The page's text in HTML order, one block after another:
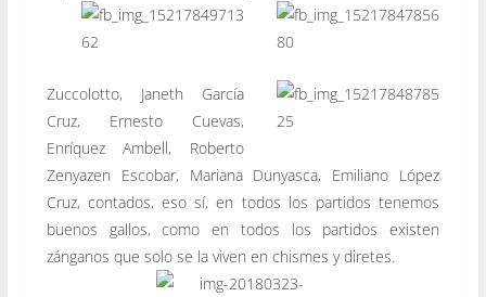
Zuccolotto, Janeth García
Cruz, Ernesto Cuevas,
Enríquez Ambell, Roberto
Zenyazen Escobar, Mariana Dunyasca, Emiliano López
Cruz, contados, eso sí, en todos los partidos tenemos
buenos gallos, como en todos los partidos existen
zánganos que solo se la viven en chismes y diretes.